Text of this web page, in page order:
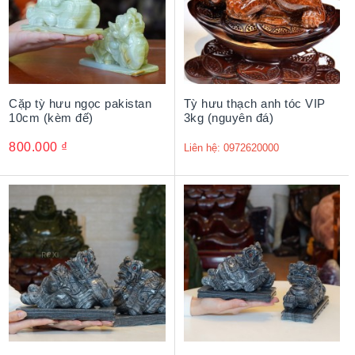
Cặp tỳ hưu ngọc pakistan
10cm (kèm đế)
800.000 ₫
Tỳ hưu thạch anh tóc VIP
3kg (nguyên đá)
Liên hệ: 0972620000